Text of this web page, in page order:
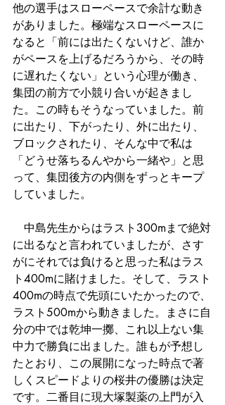
他の選手はスローペースで余計な動き
がありました。極端なスローペースに
なると「前には出たくないけど、誰か
がペースを上げるだろうから、その時
に遅れたくない」という心理が働き、
集団の前方で小競り合いが起きまし
た。この時もそうなっていました。前
に出たり、下がったり、外に出たり、
ブロックされたり、そんな中で私は
「どうせ落ちるんやから一緒や」と思
って、集団後方の内側をずっとキープ
していました。
中島先生からはラスト300mまで絶対
に出るなと言われていましたが、さす
がにそれでは負けると思った私はラス
ト400mに賭けました。そして、ラスト
400mの時点で先頭にいたかったので、
ラスト500mから動きました。まさに自
分の中では乾坤一擲、これ以上ない集
中力で勝負に出ました。誰もが予想し
たとおり、この展開になった時点で著
しくスピードよりの桜井の優勝は決定
です。二番目に現大塚製薬の上門が入